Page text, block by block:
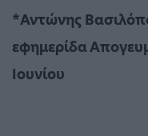
*Αντώνης
εφημερίδα
Ιουνίου